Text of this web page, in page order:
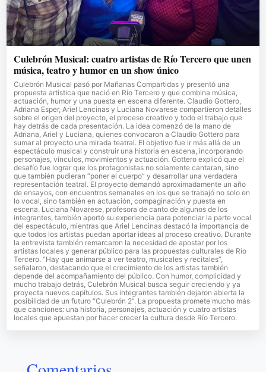
Culebrón Musical: cuatro artistas de Río Tercero que unen
música, teatro y humor en un show único
Culebrón Musical pasó por Mañanas Compartidas y presentó una
propuesta artística que nació en Río Tercero y que combina música,
actuación, humor y una puesta en escena diferente. Claudio Gottero,
Adriana Esper, Ariel Lencinas y Luciana Novarese compartieron detalles
sobre el origen del proyecto, el proceso creativo y todo el trabajo que
hay detrás de cada presentación. La idea comenzó de la mano de
Adriana, Ariel y Luciana, quienes convocaron a Claudio Gottero para
sumar al proyecto una mirada teatral. El objetivo fue ir más allá de un
espectáculo musical y construir una historia en escena, incorporando
personajes, vínculos, movimientos y actuación. Gottero explicó que el
desafío fue lograr que los protagonistas no solamente cantaran, sino
que también pudieran “poner el cuerpo” y desarrollar una verdadera
representación teatral. El proyecto demandó aproximadamente un año
de ensayos, con encuentros semanales en los que se trabajó no solo en
lo vocal, sino también en actuación, compaginación y puesta en
escena. Luciana Novarese, profesora de canto de algunos de los
integrantes, también aportó su experiencia para potenciar la parte vocal
del espectáculo, mientras que Ariel Lencinas destacó la importancia de
que todos los artistas puedan aportar ideas al proceso creativo. Durante
la entrevista también remarcaron la necesidad de apostar por los
artistas locales y generar público para las propuestas culturales de Río
Tercero. “Hay que animarse a ver teatro, musicales y recitales”,
señalaron, destacando que el crecimiento de los artistas también
depende del acompañamiento del público. Con humor, complicidad y
mucho trabajo detrás, Culebrón Musical busca seguir creciendo y ya
proyecta nuevos capítulos. Sus integrantes también dejaron abierta la
posibilidad de un futuro “Culebrón 2”. La propuesta promete mucho más
que canciones: una historia, personajes, actuación y cuatro artistas
locales que apuestan por hacer crecer la cultura desde Río Tercero.